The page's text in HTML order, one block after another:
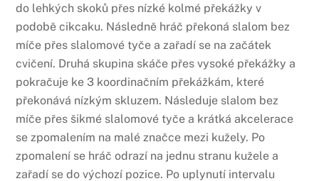
do lehkých skoků přes nízké kolmé překážky v
podobě cikcaku. Následně hráč překoná slalom bez
míče přes slalomové tyče a zařadí se na začátek
cvičení. Druhá skupina skáče přes vysoké překážky a
pokračuje ke 3 koordinačním překážkám, které
překonává nízkým skluzem. Následuje slalom bez
míče přes šikmé slalomové tyče a krátká akcelerace
se zpomalením na malé značce mezi kužely. Po
zpomalení se hráč odrazí na jednu stranu kužele a
zařadí se do výchozí pozice. Po uplynutí intervalu